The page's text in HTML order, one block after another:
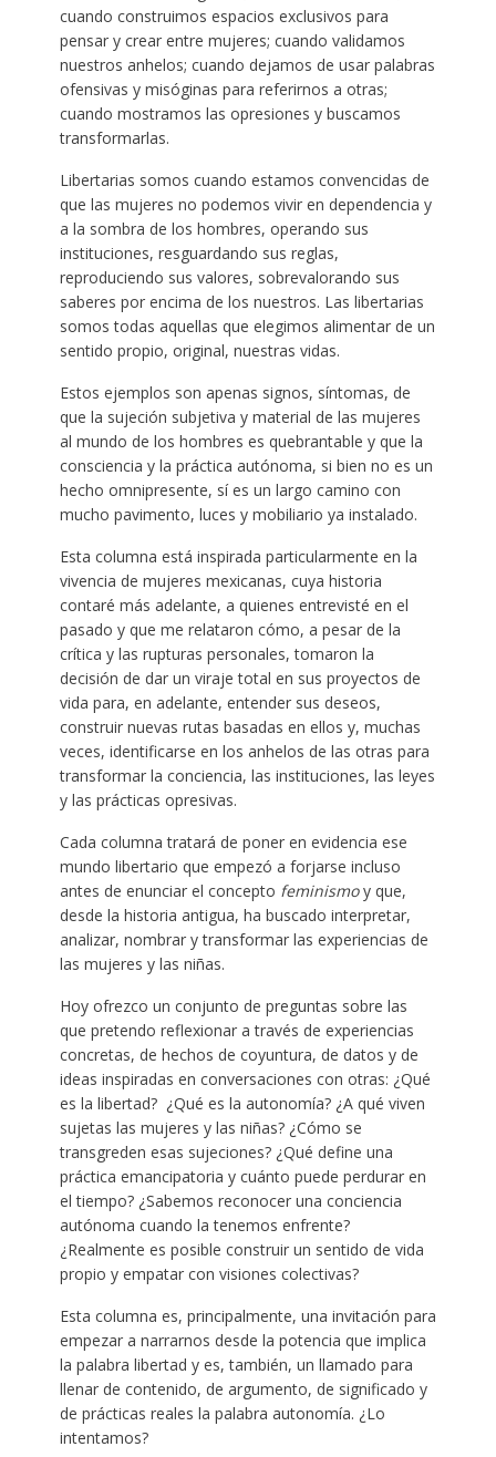
cuando construimos espacios exclusivos para
pensar y crear entre mujeres; cuando validamos
nuestros anhelos; cuando dejamos de usar palabras
ofensivas y misóginas para referirnos a otras;
cuando mostramos las opresiones y buscamos
transformarlas.
Libertarias somos cuando estamos convencidas de
que las mujeres no podemos vivir en dependencia y
a la sombra de los hombres, operando sus
instituciones, resguardando sus reglas,
reproduciendo sus valores, sobrevalorando sus
saberes por encima de los nuestros. Las libertarias
somos todas aquellas que elegimos alimentar de un
sentido propio, original, nuestras vidas.
Estos ejemplos son apenas signos, síntomas, de
que la sujeción subjetiva y material de las mujeres
al mundo de los hombres es quebrantable y que la
consciencia y la práctica autónoma, si bien no es un
hecho omnipresente, sí es un largo camino con
mucho pavimento, luces y mobiliario ya instalado.
Esta columna está inspirada particularmente en la
vivencia de mujeres mexicanas, cuya historia
contaré más adelante, a quienes entrevisté en el
pasado y que me relataron cómo, a pesar de la
crítica y las rupturas personales, tomaron la
decisión de dar un viraje total en sus proyectos de
vida para, en adelante, entender sus deseos,
construir nuevas rutas basadas en ellos y, muchas
veces, identificarse en los anhelos de las otras para
transformar la conciencia, las instituciones, las leyes
y las prácticas opresivas.
Cada columna tratará de poner en evidencia ese
mundo libertario que empezó a forjarse incluso
antes de enunciar el concepto feminismoy que,
desde la historia antigua, ha buscado interpretar,
analizar, nombrar y transformar las experiencias de
las mujeres y las niñas.
Hoy ofrezco un conjunto de preguntas sobre las
que pretendo reflexionar a través de experiencias
concretas, de hechos de coyuntura, de datos y de
ideas inspiradas en conversaciones con otras: ¿Qué
es la libertad? ¿Qué es la autonomía? ¿A qué viven
sujetas las mujeres y las niñas? ¿Cómo se
transgreden esas sujeciones? ¿Qué define una
práctica emancipatoria y cuánto puede perdurar en
el tiempo? ¿Sabemos reconocer una conciencia
autónoma cuando la tenemos enfrente?
¿Realmente es posible construir un sentido de vida
propio y empatar con visiones colectivas?
Esta columna es, principalmente, una invitación para
empezar a narrarnos desde la potencia que implica
la palabra libertad y es, también, un llamado para
llenar de contenido, de argumento, de significado y
de prácticas reales la palabra autonomía. ¿Lo
intentamos?